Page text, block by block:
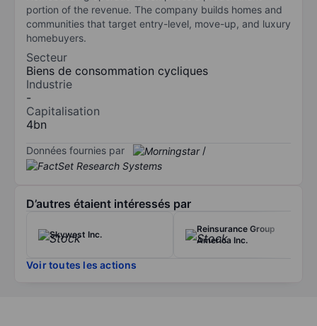
portion of the revenue. The company builds homes and
communities that target entry-level, move-up, and luxury
homebuyers.
Secteur
Biens de consommation cycliques
Industrie
-
Capitalisation
4bn
Données fournies par /
D’autres étaient intéressés par
Skywest Inc.
Reinsurance Group
America Inc.
Voir toutes les actions